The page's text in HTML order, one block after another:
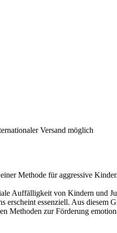
Versand möglich
Methode für aggressive
Auffälligkeit von Kindern und
erscheint essenziell. Aus
Methoden zur Förderung